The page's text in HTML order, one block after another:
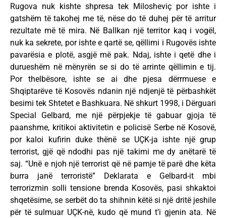
Rugova nuk kishte shpresa tek Milosheviç por ishte i
gatshëm të takohej me të, nëse do të duhej për të arritur
rezultate më të mira. Në Ballkan një territor kaq i vogël,
nuk ka sekrete, por ishte e qartë se, qëllimi i Rugovës ishte
pavarësia e plotë, asgjë më pak. Ndaj, ishte i qetë dhe i
durueshëm në mënyrën se si do të arrinte qëllimin e tij.
Por thelbësore, ishte se ai dhe pjesa dërrmuese e
Shqiptarëve të Kosovës ndanin një ndjenjë të përbashkët
besimi tek Shtetet e Bashkuara. Në shkurt 1998, i Dërguari
Special Gelbard, me një përpjekje të gabuar gjoja të
paanshme, kritikoi aktivitetin e policisë Serbe në Kosovë,
por kaloi kufirin duke thënë se UÇK-ja ishte një grup
terrorist, gjë që ndodhi pas një takimi me dy anëtarë të
saj. “Unë e njoh një terrorist që në pamje të parë dhe këta
burra janë terroristë” Deklarata e Gelbard-it mbi
terrorizmin solli tensione brenda Kosovës, pasi shkaktoi
shqetësime, se serbët do ta shihnin këtë si një dritë jeshile
për të sulmuar UÇK-në, kudo që mund t’i gjenin ata. Në